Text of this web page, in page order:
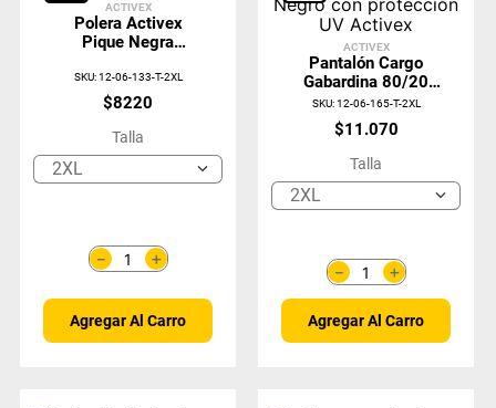
ACTIVEX
Polera Activex
Pique Negra
SKU:12-06-133-T-2XL
$8220
Talla
2XL
＋
－
Agregar Al Carro
ACTIVEX
Pantalón Cargo
Gabardina 80/20
Negro Con
Protección UV
Activex
SKU:12-06-165-T-2XL
$11 .070
Talla
2XL
＋
－
Agregar Al Carro